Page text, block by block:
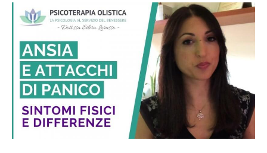
Ansia
e
Attacchi
Panico:
sintomi
fisici
e
differenze